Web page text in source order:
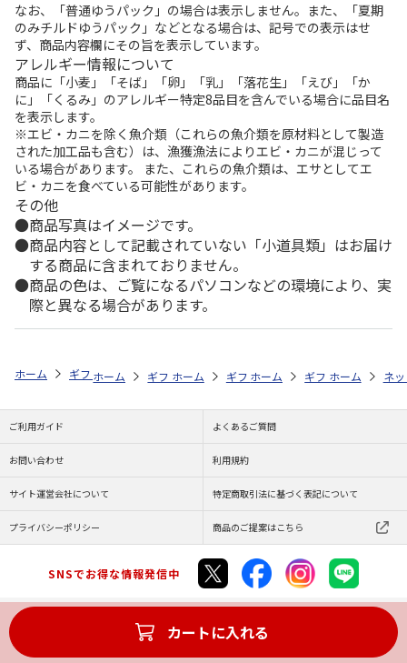
なお、「普通ゆうパック」の場合は表示しません。また、「夏期
のみチルドゆうパック」などとなる場合は、記号での表示はせ
ず、商品内容欄にその旨を表示しています。
アレルギー情報について
商品に「小麦」「そば」「卵」「乳」「落花生」「えび」「か
に」「くるみ」のアレルギー特定8品目を含んでいる場合に品目名
を表示します。
※エビ・カニを除く魚介類（これらの魚介類を原材料として製造
された加工品も含む）は、漁獲漁法によりエビ・カニが混じって
いる場合があります。 また、これらの魚介類は、エサとしてエ
ビ・カニを食べている可能性があります。
その他
商品写真はイメージです。
商品内容として記載されていない「小道具類」はお届け
する商品に含まれておりません。
商品の色は、ご覧になるパソコンなどの環境により、実
際と異なる場合があります。
カートに入れる
ホーム ギフトストア お中元・夏ギフト特集 2026 日用品 KUSU
ホーム ギフトストア お中元・夏ギフト特集 2026
ホーム ギフトストア お中元・夏ギフト
ホーム ギフトストア お
ホーム ネ
ご利用ガイド よくあるご質問
お問い合わせ 利用規約
サイト運営会社について 特定商取引法に基づく表記について
プライバシーポリシー 商品のご提案はこちら
SNSでお得な情報発信中
Copyright (C) JAPAN POST Co.,Ltd. All Rights Reserved.